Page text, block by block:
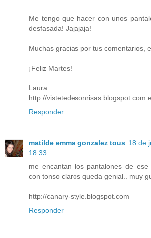
Me tengo que hacer con unos
desfasada! Jajajaja!
Muchas gracias por tus comentarios,
¡Feliz Martes!
Laura
http://
Responder
matilde emma gonzalez tous 18 de
18:33
me encantan los pantalones de ese
con tonso claros queda genial.. muy
http://canary-style.blogspot.com
Responder